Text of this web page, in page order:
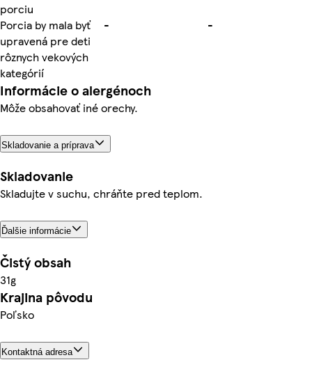
porciu
Porcia by mala byť
upravená pre deti
rôznych vekových
kategórií
- -
Informácie o alergénoch
Môže obsahovať iné orechy.
Skladovanie a príprava
Skladovanie
Skladujte v suchu, chráňte pred teplom.
Ďalšie informácie
Čistý obsah
31g
Krajina pôvodu
Poľsko
Kontaktná adresa